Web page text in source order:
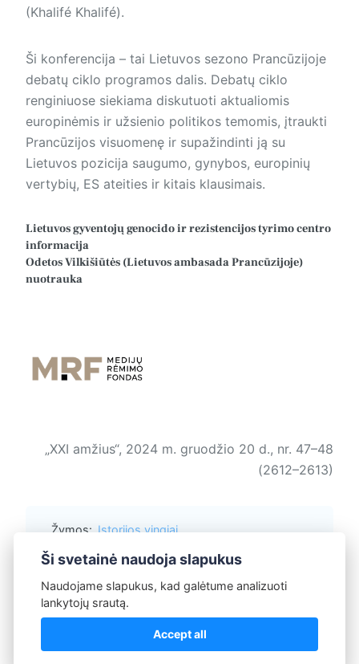
(Khalifé Khalifé).
Ši konferencija – tai Lietuvos sezono Prancūzijoje
debatų ciklo programos dalis. Debatų ciklo
renginiuose siekiama diskutuoti aktualiomis
europinėmis ir užsienio politikos temomis, įtraukti
Prancūzijos visuomenę ir supažindinti ją su
Lietuvos pozicija saugumo, gynybos, europinių
vertybių, ES ateities ir kitais klausimais.
Lietuvos gyventojų genocido ir rezistencijos tyrimo centro
informacija
Odetos Vilkišiūtės (Lietuvos ambasada Prancūzijoje)
nuotrauka
„XXI amžius“, 2024 m. gruodžio 20 d., nr. 47–48
(2612–2613)
Žymos: Istorijos vingiai
Metų įvykiai ir žmonės
Ši svetainė naudoja slapukus
Naudojame slapukus, kad galėtume analizuoti
lankytojų srautą.
Accept all